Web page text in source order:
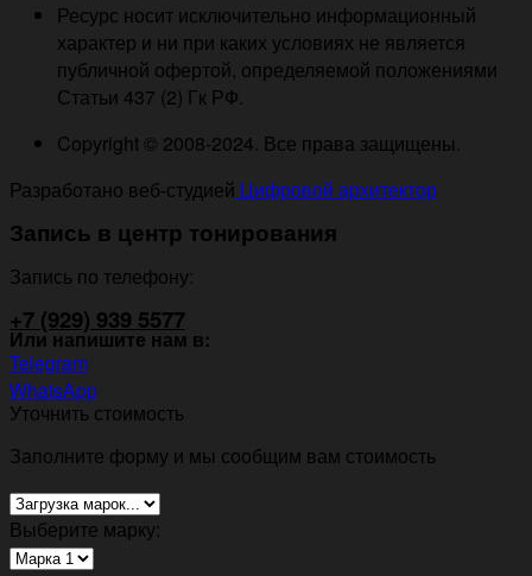
Ресурс носит исключительно информационный
характер и ни при каких условиях не является
публичной офертой, определяемой положениями
Статьи 437 (2) Гк РФ.
Copyright © 2008-2024. Все права защищены.
Разработано веб-студией Цифровой архитектор
Запись в центр тонирования
Запись по телефону:
+7 (929) 939 5577
Или напишите нам в:
Telegram
WhatsApp
Уточнить стоимость
Заполните форму и мы сообщим вам стоимость
Выберите марку: